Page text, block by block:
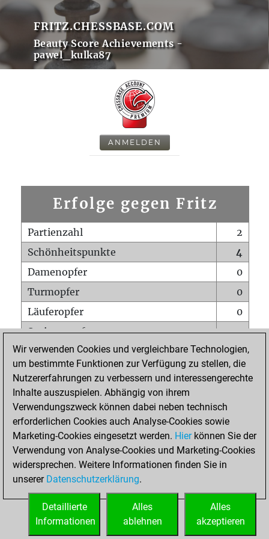
FRITZ.CHESSBASE.COM
Beauty Score Achievements -
pawel_kulka87
ANMELDEN
Erfolge gegen Fritz
Partienzahl
2
Schönheitspunkte
4
Damenopfer
0
Turmopfer
0
Läuferopfer
0
Springeropfer
0
Bauernopfer
0
Matt auf vollem Brett
0
Bauer setzt Matt
Erstickte Matts
Unterverwandlungen
0
Türme auf der siebten
0
STARTSEITE
Wir verwenden Cookies und vergleichbare Technologien,
um bestimmte Funktionen zur Verfügung zu stellen, die
Nutzererfahrungen zu verbessern und interessengerechte
Inhalte auszuspielen. Abhängig von ihrem
Verwendungszweck können dabei neben technisch
erforderlichen Cookies auch Analyse-Cookies sowie
Marketing-Cookies eingesetzt werden. Hierkönnen Sie der
Verwendung von Analyse-Cookies und Marketing-Cookies
widersprechen. Weitere Informationen finden Sie in
unserer Datenschutzerklärung.
Alles
akzeptieren
Alles
ablehnen
Detaillierte
Informationen